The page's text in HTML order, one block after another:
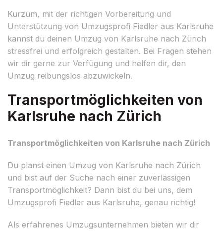
Kurzum, mit der richtigen Vorbereitung und
Unterstützung von Umzugsprofi Fiedler aus Karlsruhe
kannst du deinen Umzug von Karlsruhe nach Zürich
stressfrei und erfolgreich gestalten. Bei Fragen stehen
wir dir gerne zur Verfügung und helfen dir, den
Umzug reibungslos abzuwickeln.
Transportmöglichkeiten von
Karlsruhe nach Zürich
Transportmöglichkeiten von Karlsruhe nach Zürich
Du planst einen Umzug von Karlsruhe nach Zürich
und bist auf der Suche nach einer zuverlässigen
Transportmöglichkeit? Dann bist du bei uns, dem
Umzugsprofi Fiedler aus Karlsruhe, genau richtig!
Als erfahrenes Umzugsunternehmen bieten wir dir